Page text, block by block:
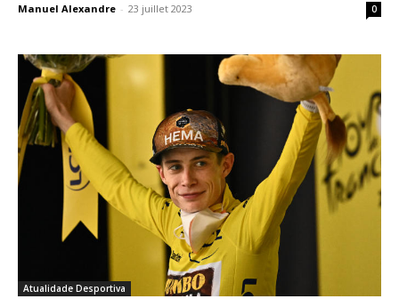
Manuel Alexandre - 23 juillet 2023 0
Atualidade Desportiva